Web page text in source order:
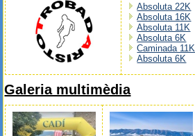
Absoluta 22K
Absoluta 16K
Absoluta 11K
Absoluta 6K
Caminada 11K
Absoluta 6K
Galeria multimèdia